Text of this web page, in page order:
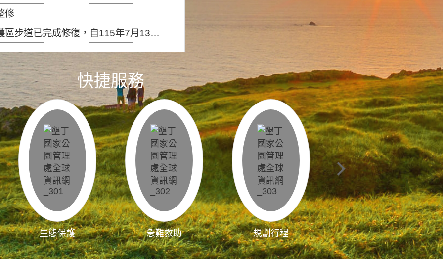
修
，自115年7月13日（星期一）起恢復開放入園，歡迎民眾依規定申請入園....
快捷服務
生態保護 急難救助 規劃行程 影像直播